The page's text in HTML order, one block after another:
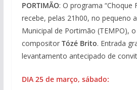
PORTIMÃO: O programa “Choque
recebe, pelas 21h00, no pequeno
Municipal de Portimão (TEMPO),
compositor Tózé Brito. Entrada
levantamento antecipado de
DIA 25 de março, sábado: